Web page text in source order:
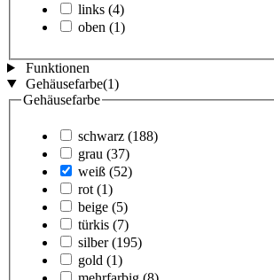
links (4)
oben (1)
Funktionen
Gehäusefarbe(1)
Gehäusefarbe
schwarz (188)
grau (37)
weiß (52)
rot (1)
beige (5)
türkis (7)
silber (195)
gold (1)